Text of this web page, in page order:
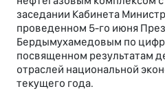
заседании Кабинета
проведенном 5-го июня
Бердымухамедовым по
посвященном результатам
отраслей национальной
текущего года.